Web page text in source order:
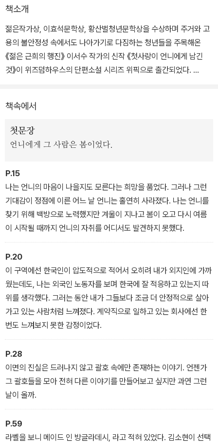
책소개
젊은작가상, 이효석문학상, 황산벌청년문학상을 수상하며 주거와 고
용의 불안정성 속에서도 나아가기로 다짐하는 청년들을 주목해온
《젊은 근희의 행진》 이서수 작가의 신작 《첫사랑이 언니에게 남긴
것》이 위즈덤하우스의 단편소설 시리즈 위픽으로 출간되었다.
람이다. 사랑해서는 안 되는 것들, 사랑하면 낙인이 되는 것들을 사랑
한다. 온 마음을 주어도 언니가 사랑한 사람들은 언니를 떠나고, 언니
는 한여름에 패딩 점퍼를 입고 아지랑이처럼 거리를 배회한다.
이 모인 ‘다문화거리’다. 한국이지만 한국이 아닌 곳, 가장 낡고 허름
해서 그곳을 찾는 한국인이라고는 임장하러 온 사람들밖에 없는 도시
를 징검다리처럼 건너다니는 언니를 찾을 수 있을까?
책속에서
첫문장
언니에게 그 사람은 봄이었다.
P.15
나는 언니의 마음이 나을지도 모른다는 희망을 품었다. 그러나 그런
기대감이 정점에 이른 어느 날 언니는 홀연히 사라졌다. 나는 언니를
찾기 위해 백방으로 노력했지만 겨울이 지나고 봄이 오고 다시 여름
이 시작될 때까지 언니의 자취를 어디서도 발견하지 못했다.
P.20
이 구역에선 한국인이 압도적으로 적어서 오히려 내가 외지인에 가까
웠는데도, 나는 외국인 노동자를 보며 한국에 잘 적응하고 있는지 따
위를 생각했다. 그러는 동안 내가 그들보다 조금 더 안정적으로 살아
가고 있는 사람처럼 느껴졌다. 계약직으로 일하고 있는 회사에선 한
번도 느껴보지 못한 감정이었다.
P.28
이면의 진실은 드러나지 않고 괄호 속에만 존재하는 이야기. 언젠가
그 괄호들을 모아 전혀 다른 이야기를 만들어보고 싶지만 과연 그런
날이 올까.
P.59
라벨을 보니 메이드 인 방글라데시, 라고 적혀 있었다. 김소현이 선택